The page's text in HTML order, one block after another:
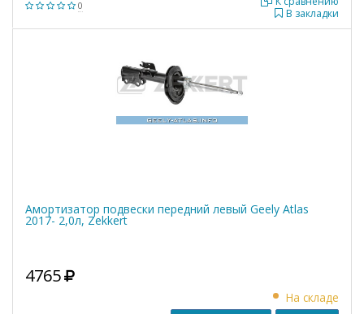
0
В закладки
Амортизатор подвески передний левый Geely Atlas
2017- 2,0л, Zekkert
4765
На складе